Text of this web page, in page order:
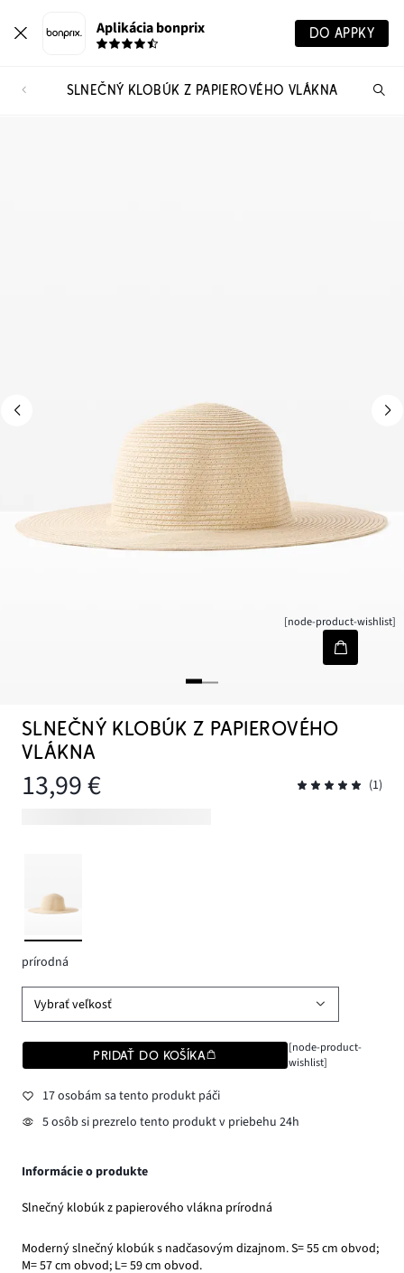
Aplikácia bonprix DO APPKY
SLNEČNÝ KLOBÚK Z PAPIEROVÉHO VLÁKNA
[node-product-wishlist]
SLNEČNÝ KLOBÚK Z PAPIEROVÉHO
VLÁKNA
13,99 € (1)
prírodná
Vybrať veľkosť
PRIDAŤ DO KOŠÍKA
[node-product-
wishlist]
17 osobám sa tento produkt páči
5 osôb si prezrelo tento produkt v priebehu 24h
Informácie o produkte
Slnečný klobúk z papierového vlákna prírodná
Moderný slnečný klobúk s nadčasovým dizajnom. S= 55 cm obvod;
M= 57 cm obvod; L= 59 cm obvod.